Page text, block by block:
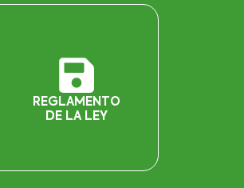
REGLAMENTO
DE LA LEY